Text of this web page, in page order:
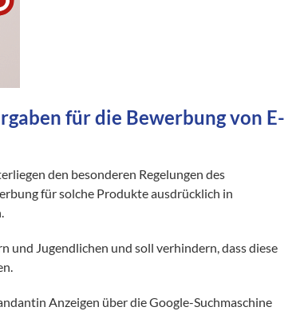
für die Bewerbung von E-
den besonderen Regelungen des
für solche Produkte ausdrücklich in
und Jugendlichen und soll verhindern, dass diese
Anzeigen über die Google-Suchmaschine